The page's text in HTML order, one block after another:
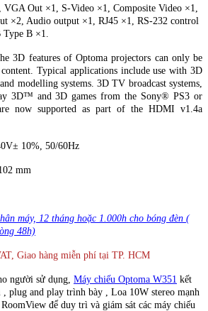
Out ×1, S-Video ×1, Composite Video ×1,
×2, Audio output ×1, RJ45 ×1, RS-232 control
B ×1.
3D features of Optoma projectors can only be
Typical applications include use with 3D
modelling systems. 3D TV broadcast systems,
3D™ and 3D games from the Sony® PS3 or
now supported as part of the HDMI v1.4a
10%, 50/60Hz
mm
máy, 12 tháng hoặc 1.000h cho bóng đèn (
48h)
Giao hàng miễn phí tại TP. HCM
người sử dụng, Máy chiếu Optoma W351 kết
plug and play trình bày , Loa 10W stereo mạnh
để duy trì và giám sát các máy chiếu